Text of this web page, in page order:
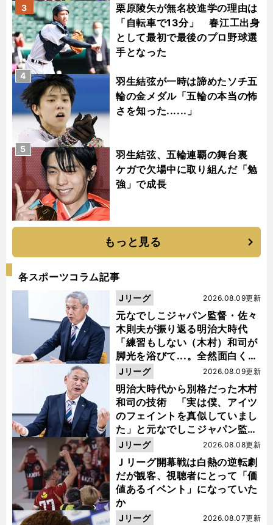
栗原陵矢が無名校進学の理由は
「自転車で13分」 春江工出身
として最初で最後のプロ野球選
手となった
3
羽生結弦が一時は諦めたソチ五
輪の金メダル「五輪の本当の怖
さを知った......」
4
羽生結弦、五輪連覇の舞台裏
ケガで欠場中に取り組んだ「勉
強」で成長
5
もっと見る
各スポーツコラム記事
元なでしこジャパン監督・佐々
木則夫が振り返る明治大時代
「練習もしない（木村）和司が
脚光を浴びて...。全然面白くな
い４年間でした」
2026.08.09更新
Jリーグ
明治大時代から別格だった木村
和司の技術 「実は僕、アイツ
のフェイントを真似していまし
た」と元なでしこジャパン監
督・佐々木則夫
2026.08.09更新
Jリーグ
Ｊリーグ開幕戦は白熱の逆転劇
だが観客、視聴者にとって「価
値あるイベント」になっていた
か
2026.08.08更新
Jリーグ
2026.08.07更新
Jリーグ